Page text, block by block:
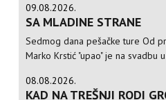
09.08.2026.
SA MLADINE STRANE
Sedmog dana pešačke ture Od
Marko Krstić "upao" je na svadbu
08.08.2026.
KAD NA TREŠNJI RODI